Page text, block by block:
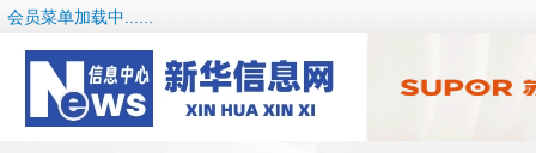
会员菜单加载中......